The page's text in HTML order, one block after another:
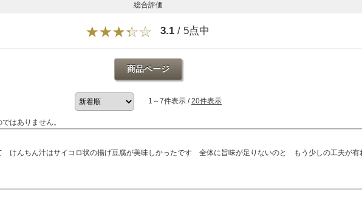
総合評価
3.1 / 5点中
商品ページ
1～7件表示 /20件表示
はありません。
けんちん汁はサイコロ状の揚げ豆腐が美味しかったです 全体に旨味が足りないのと もう少しの工夫が